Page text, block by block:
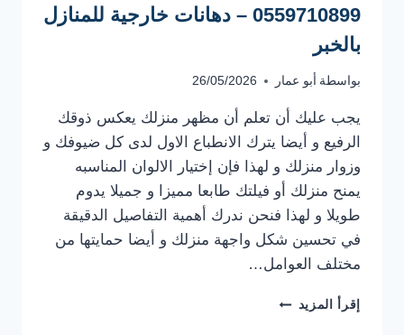
0559710899 – دهانات خارجية للمنازل
بالخبر
بواسطة أبو عمار 26/05/2026
يجب عليك أن تعلم أن مظهر منزلك يعكس ذوقك
الرفيع و أيضا يترك الانطباع الاول لدى كل ضيوفك و
وزوار منزلك و لهذا فإن إختيار الالوان المناسبه
يمنح منزلك أو فيلتك طابعا مميزا و جميلا يدوم
طويلا و لهذا فنحن ندرك أهمية التفاصيل الدقيقة
في تحسين شكل واجهة منزلك و أيضا حمايتها من
مختلف العوامل…
إقرأ المزيد مقاول